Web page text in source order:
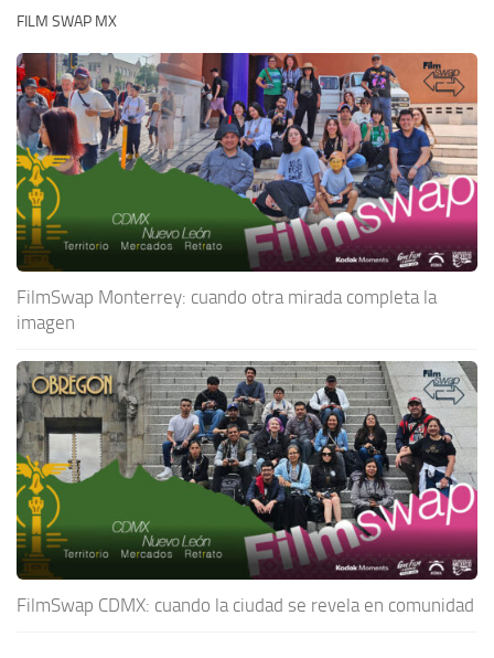
FILM SWAP MX
FilmSwap Monterrey: cuando otra mirada completa la
imagen
FilmSwap CDMX: cuando la ciudad se revela en comunidad